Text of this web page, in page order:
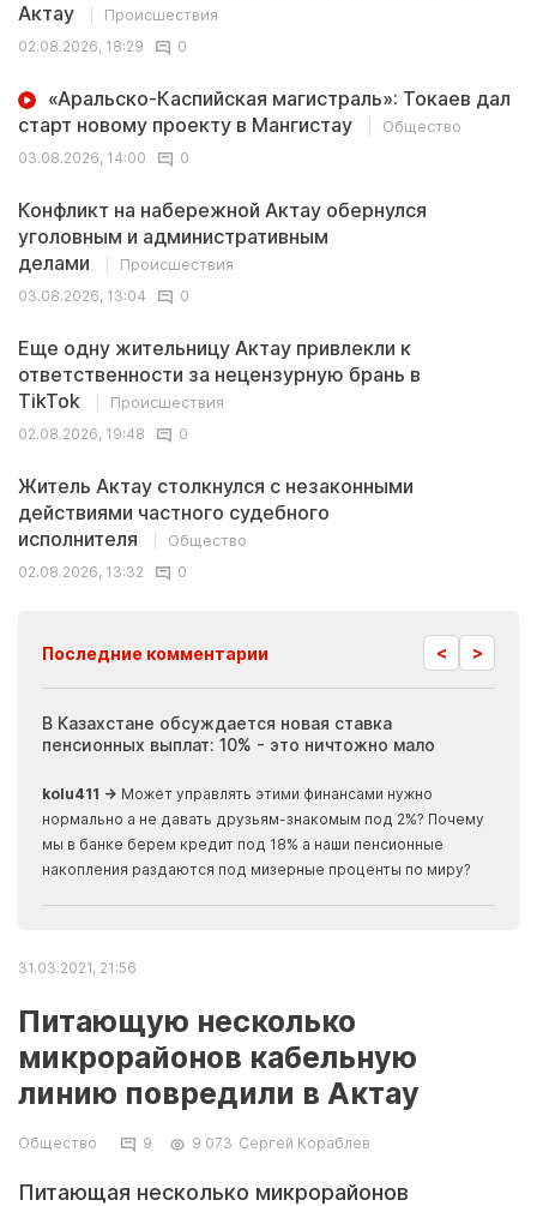
Актау
Происшествия
02.08.2026, 18:29
0
«Аральско-Каспийская магистраль»: Токаев дал
старт новому проекту в Мангистау
Общество
03.08.2026, 14:00
0
Конфликт на набережной Актау обернулся
уголовным и административным
делами
Происшествия
03.08.2026, 13:04
0
Еще одну жительницу Актау привлекли к
ответственности за нецензурную брань в
TikTok
Происшествия
02.08.2026, 19:48
0
Житель Актау столкнулся с незаконными
действиями частного судебного
исполнителя
Общество
02.08.2026, 13:32
0
Последние комментарии < >
В Казахстане обсуждается новая ставка
пенсионных выплат: 10% - это ничтожно мало
kolu411 → Может управлять этими финансами нужно
нормально а не давать друзьям-знакомым под 2%? Почему
мы в банке берем кредит под 18% а наши пенсионные
накопления раздаются под мизерные проценты по миру?
31.03.2021, 21:56
Питающую несколько
микрорайонов кабельную
линию повредили в Актау
Общество 9 9 073 Сергей Кораблев
Питающая несколько микрорайонов